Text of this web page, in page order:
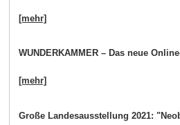
[mehr]
WUNDERKAMMER – Das neue
[mehr]
Große Landesausstellung 2021: